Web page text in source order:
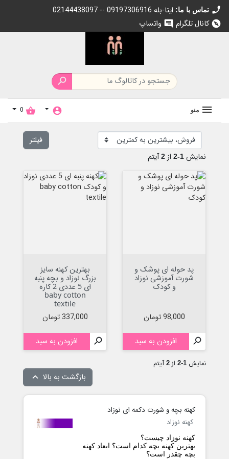
call تماس با ما: 02144438097 -- 09197306916 ایتا-بله
explore کانال تلگرام chat واتساپ

منو account_circle
shopping_basket
0
فیلتر
نمایش 1-2 از 2آیتم
پد حوله ای پوشک و
شورت آموزشی نوزاد
و کودک
قیمت
98,000 تومان
 افزودن به سبد
بهترین کهنه سایز
بزرگ نوزاد و بچه پنبه
ای 5 عددی 2 کاره
baby cotton
textile
قیمت
337,000 تومان
 افزودن به سبد
نمایش 1-2 از 2 آیتم
بازگشت به بالا 
کهنه بچه و شورت دکمه ای نوزاد
کهنه نوزاد
کهنه نوزاد چیست؟
بهترین کهنه بچه کدام است؟ ابعاد کهنه
بچه چقدر است؟